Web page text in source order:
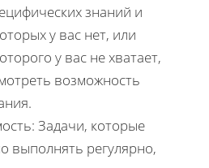
знаний и
у вас нет, или
у вас не хватает,
возможность
Задачи, которые
выполнять регулярно,